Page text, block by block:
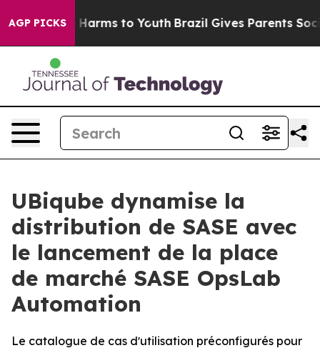
AGP PICKS
to Abate Harms to Youth Brazil Gives Parents Social
UBiqube dynamise la
distribution de SASE avec
le lancement de la place
de marché SASE OpsLab
Automation
Le catalogue de cas dʼutilisation préconfigurés pour